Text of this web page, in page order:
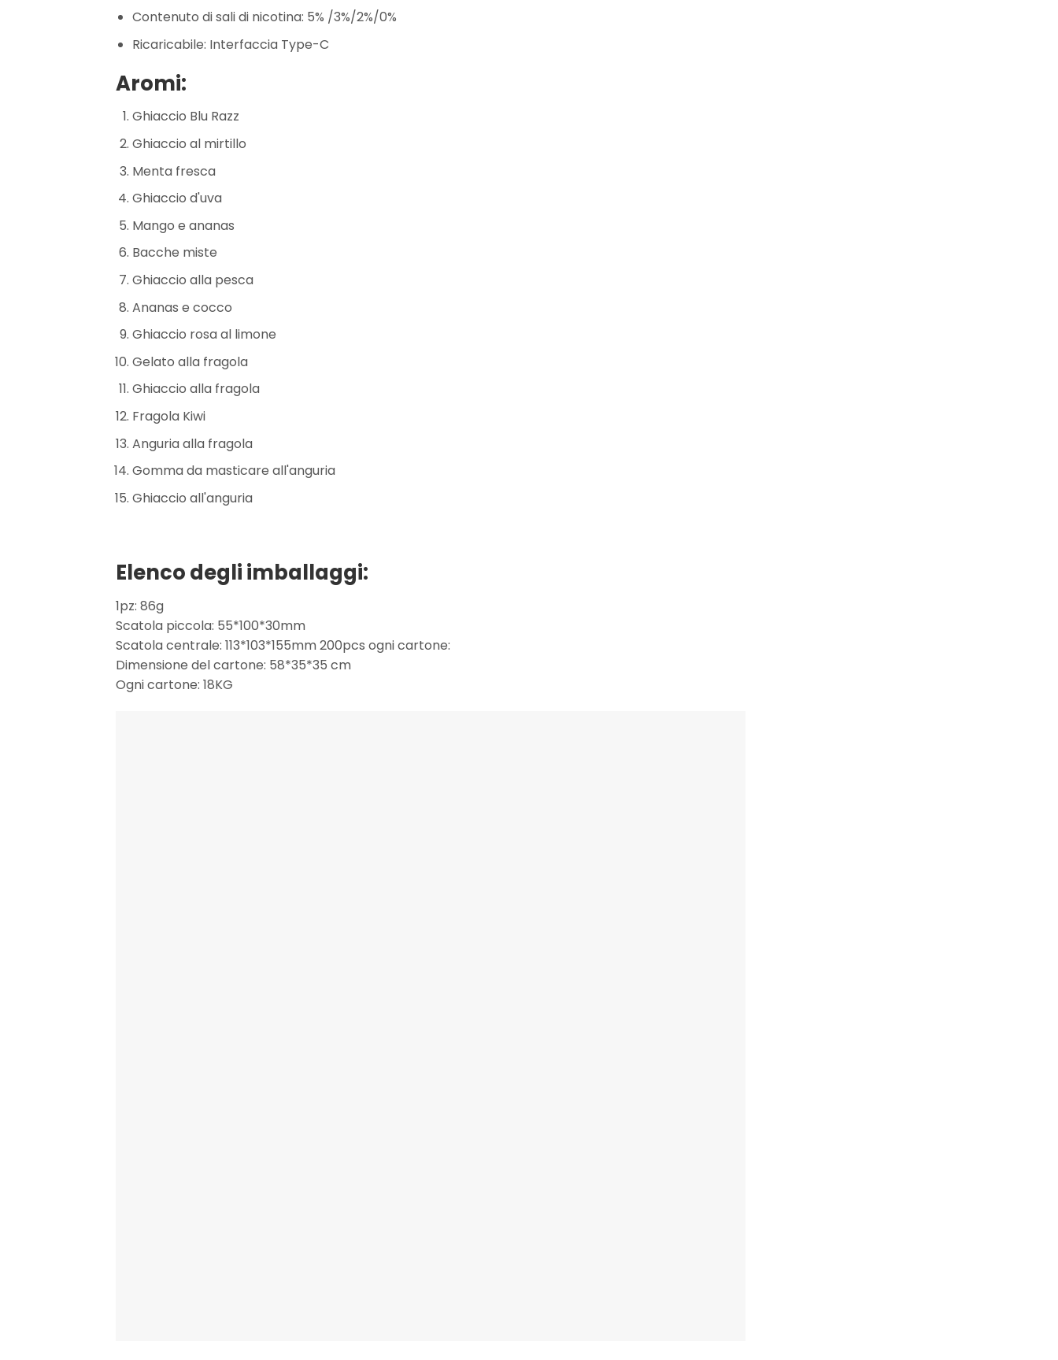
Contenuto di sali di nicotina: 5% /3%/2%/0%
Ricaricabile: Interfaccia Type-C
Aromi:
Ghiaccio Blu Razz
Ghiaccio al mirtillo
Menta fresca
Ghiaccio d'uva
Mango e ananas
Bacche miste
Ghiaccio alla pesca
Ananas e cocco
Ghiaccio rosa al limone
Gelato alla fragola
Ghiaccio alla fragola
Fragola Kiwi
Anguria alla fragola
Gomma da masticare all'anguria
Ghiaccio all'anguria
Elenco degli imballaggi:
1pz: 86g
Scatola piccola: 55*100*30mm
Scatola centrale: 113*103*155mm 200pcs ogni cartone:
Dimensione del cartone: 58*35*35 cm
Ogni cartone: 18KG